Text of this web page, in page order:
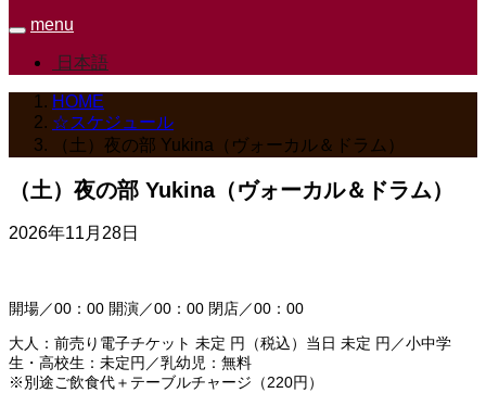
menu
日本語
HOME
☆スケジュール
（土）夜の部 Yukina（ヴォーカル＆ドラム）
（土）夜の部 Yukina（ヴォーカル＆ドラム）
2026年11月28日
開場／00：00 開演／00：00 閉店／00：00
大人：前売り電子チケット 未定 円（税込）当日 未定 円／小中学
生・高校生：未定円／乳幼児：無料
※別途ご飲食代＋テーブルチャージ（220円）